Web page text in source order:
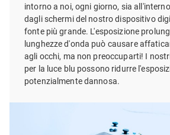
intorno a noi, ogni giorno, sia
dagli schermi del nostro dispositivo
fonte più grande. L'esposizione
lunghezze d'onda può causare
agli occhi, ma non preoccuparti! I
per la luce blu possono ridurre
potenzialmente dannosa.